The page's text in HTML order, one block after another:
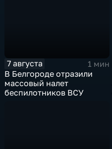
7 августа
1 мин
В Белгороде отразили
массовый налет
беспилотников ВСУ